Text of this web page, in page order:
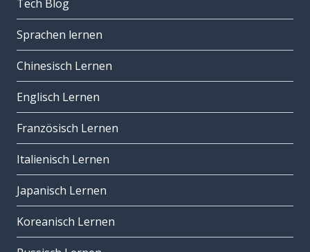
Tech Blog
Sprachen lernen
Chinesisch Lernen
Englisch Lernen
Französisch Lernen
Italienisch Lernen
Japanisch Lernen
Koreanisch Lernen